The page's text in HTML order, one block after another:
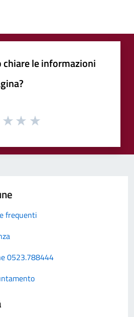
chiare le informazioni
frequenti
0523.788444